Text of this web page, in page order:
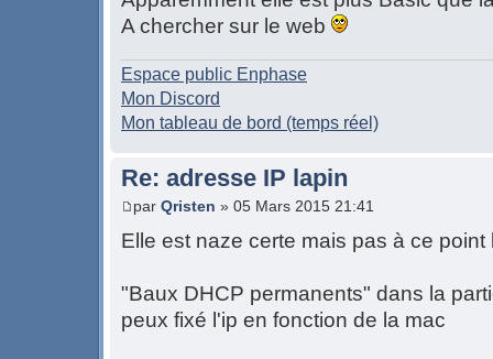
A chercher sur le web
Espace public Enphase
Mon Discord
Mon tableau de bord (temps réel)
Re: adresse IP lapin
par Qristen » 05 Mars 2015 21:41
Elle est naze certe mais pas à ce
"Baux DHCP permanents" dans la
peux fixé l'ip en fonction de la mac